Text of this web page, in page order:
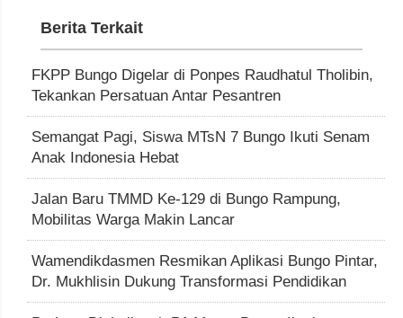
Berita Terkait
FKPP Bungo Digelar di Ponpes Raudhatul Tholibin,
Tekankan Persatuan Antar Pesantren
Semangat Pagi, Siswa MTsN 7 Bungo Ikuti Senam
Anak Indonesia Hebat
Jalan Baru TMMD Ke-129 di Bungo Rampung,
Mobilitas Warga Makin Lancar
Wamendikdasmen Resmikan Aplikasi Bungo Pintar,
Dr. Mukhlisin Dukung Transformasi Pendidikan